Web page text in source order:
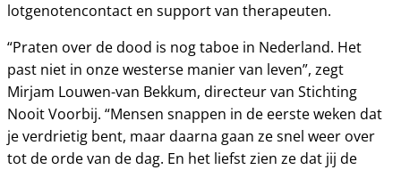
lotgenotencontact en support van therapeuten.
“Praten over de dood is nog taboe in Nederland. Het
past niet in onze westerse manier van leven”, zegt
Mirjam Louwen-van Bekkum, directeur van Stichting
Nooit Voorbij. “Mensen snappen in de eerste weken dat
je verdrietig bent, maar daarna gaan ze snel weer over
tot de orde van de dag. En het liefst zien ze dat jij de